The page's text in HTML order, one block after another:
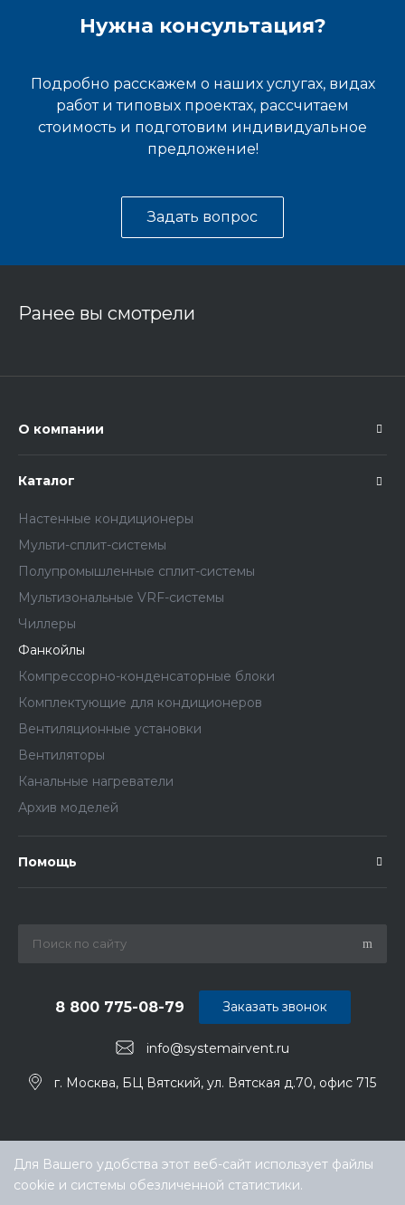
Нужна консультация?
Подробно расскажем о наших услугах, видах
работ и типовых проектах, рассчитаем
стоимость и подготовим индивидуальное
предложение!
Задать вопрос
Ранее вы смотрели
О компании
Каталог
Настенные кондиционеры
Мульти-сплит-системы
Полупромышленные сплит-системы
Мультизональные VRF-системы
Чиллеры
Фанкойлы
Компрессорно-конденсаторные блоки
Комплектующие для кондиционеров
Вентиляционные установки
Вентиляторы
Канальные нагреватели
Архив моделей
Помощь
info@systemairvent.ru
8 800 775-08-79
г. Москва, БЦ Вятский, ул. Вятская д.70, офис 715
Заказать звонок
Для Вашего удобства этот веб-сайт использует файлы
cookie и системы обезличенной статистики.